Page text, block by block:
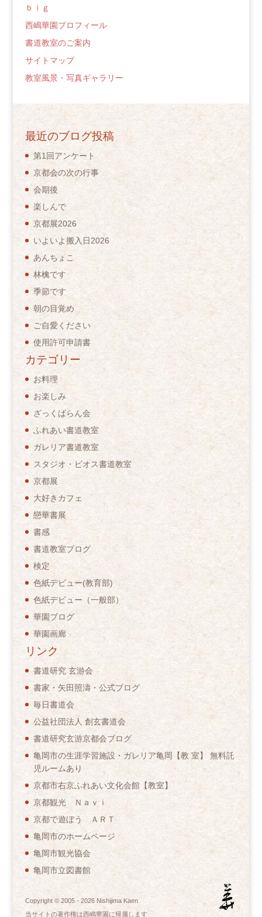
ｂｉｇ
西嶋華園プロフィール
書道教室のご案内
サイトマップ
教室風景・写真ギャラリー
最近のブログ投稿
第1回アンケート
京都会の次の行事
会期後
楽しんで
京都展2026
いよいよ搬入日2026
あんちょこ
林檎です
季節です
朝の目覚め
ご自愛ください
使用許可申請書
カテゴリー
お料理
お楽しみ
ざっくばらん会
ふれあい書道教室
ガレリア書道教室
スタジオ・ビオス書道教室
京都展
大好きカフェ
戀華書展
書感
書道教室ブログ
検定
色紙デビュー(教育部)
色紙デビュー（一般部）
華園ブログ
華園画廊
リンク
書道研究 玄游会
書家・矢田照濤・公式ブログ
毎日書道会
公益社団法人 創玄書道会
書道研究玄游京都会ブログ
亀岡市の生涯学習施設・ガレリア亀岡【教 室】 無料託
児ルームあり
京都市右京ふれあい文化会館【教室】
京都観光 Ｎａｖｉ
京都で遊ぼう ＡＲＴ
亀岡市のホームページ
亀岡市観光協会
亀岡市立図書館
Copyright © 2005 - 2026Nishijima Kaen
当サイトの著作権は西嶋華園に帰属します